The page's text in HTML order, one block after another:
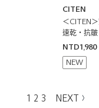
CITEN
＜CITEN
速乾・抗皺
NTD1,980
NEW
1 2 3 NEXT